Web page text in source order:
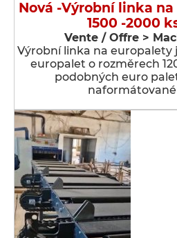
Nová -Výrobní linka
1500 -2000
Vente / Offre >
Výrobní linka na europalety
europalet o rozměrech
podobných euro